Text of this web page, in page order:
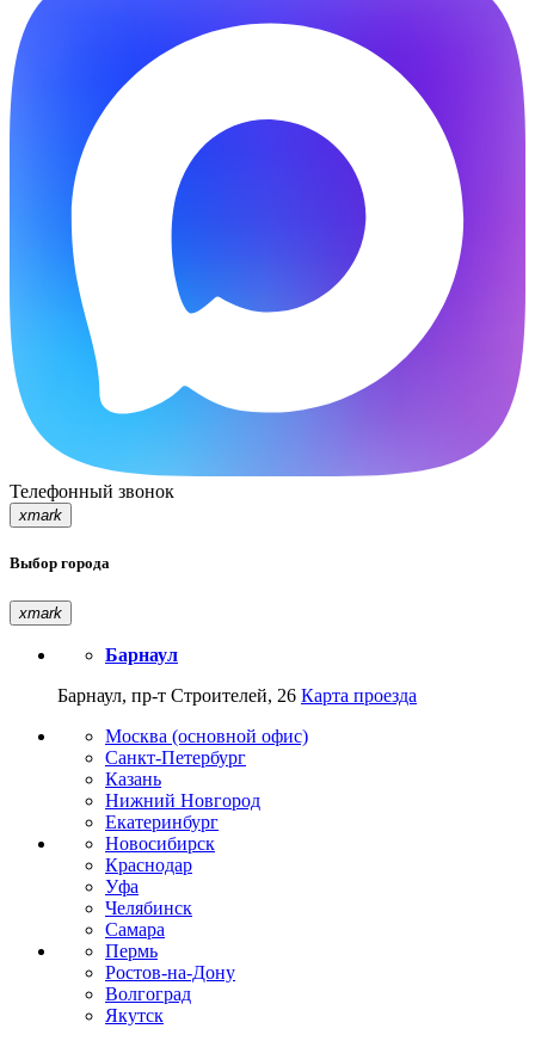
Телефонный звонок
xmark
Выбор города
xmark
Барнаул
Барнаул, пр-т Строителей, 26 Карта проезда
Москва (основной офис)
Санкт-Петербург
Казань
Нижний Новгород
Екатеринбург
Новосибирск
Краснодар
Уфа
Челябинск
Самара
Пермь
Ростов-на-Дону
Волгоград
Якутск